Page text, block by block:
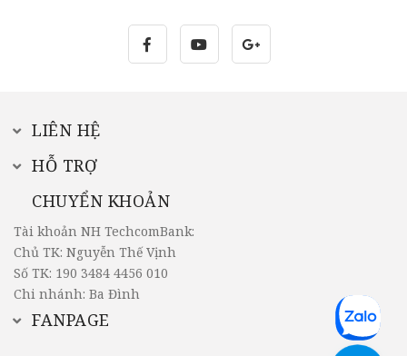
LIÊN HỆ
HỖ TRỢ
CHUYỂN KHOẢN
Tài khoản NH TechcomBank:
Chủ TK: Nguyễn Thế Vịnh
Số TK: 190 3484 4456 010
Chi nhánh: Ba Đình
FANPAGE